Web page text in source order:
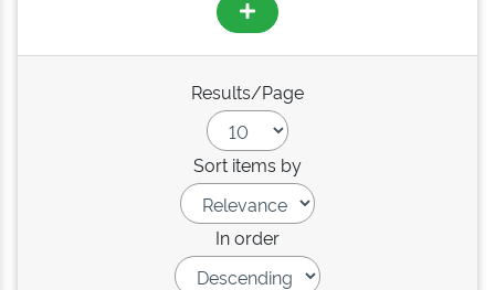
Results/Page
Sort items by
In order